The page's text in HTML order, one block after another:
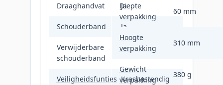
Draaghandvat Ja
Schouderband Ja
Verwijderbare
schouderband
Ja
Veiligheidsfunties Krasbestendig
Diepte
verpakking
60 mm
Hoogte
verpakking
310 mm
Gewicht
verpakking
380 g